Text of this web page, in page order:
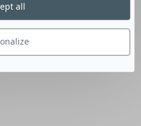
NOUS
all